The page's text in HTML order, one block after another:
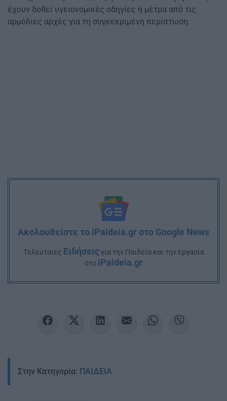
έχουν δοθεί υγειονομικές οδηγίες ή μέτρα από τις
αρμόδιες αρχές για τη συγκεκριμένη περίπτωση.
Ακολουθείστε το iPaideia.gr στο Google News
Tελευταίες Ειδήσειςγια την Παιδεία και την εργασία
στο iPaideia.gr
Στην Κατηγορία: ΠΑΙΔΕΙΑ